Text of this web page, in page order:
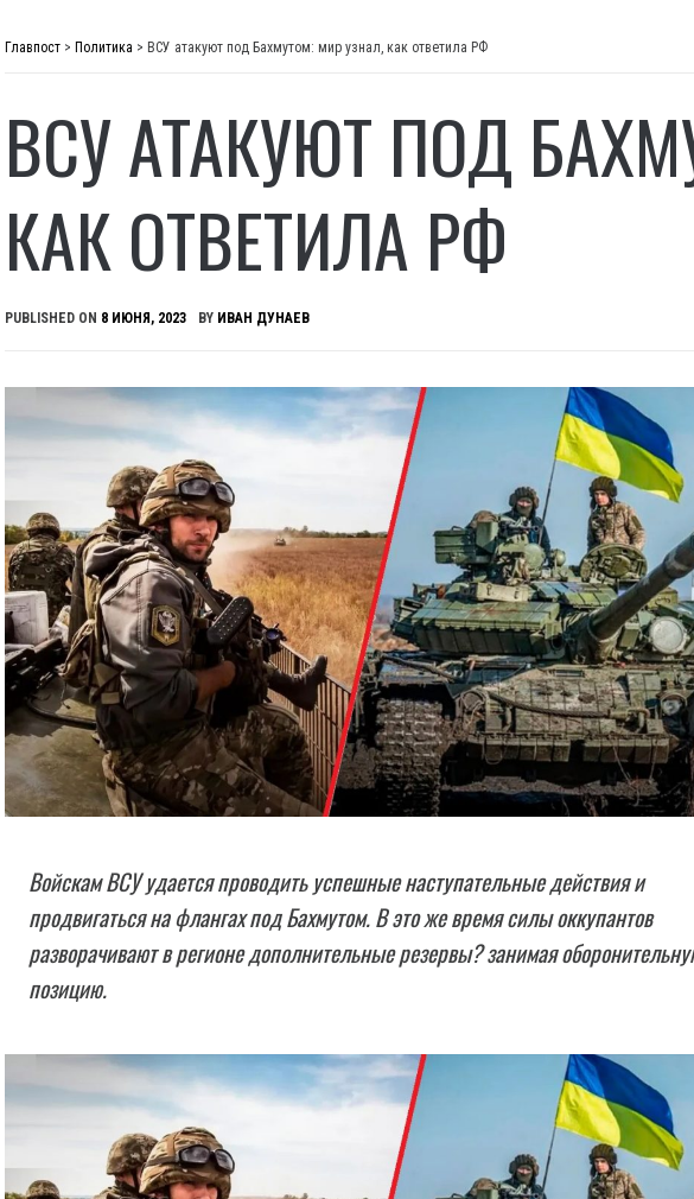
Главпост > Политика > ВСУ атакуют под Бахмутом: мир узнал, как ответила РФ
ВСУ АТАКУЮТ ПОД
КАК ОТВЕТИЛА РФ
PUBLISHED ON 8 ИЮНЯ, 2023 BY ИВАН ДУНАЕВ
Войскам ВСУ удается проводить успешные наступательные действия и
продвигаться на флангах под Бахмутом. В это же время силы оккупантов
разворачивают в регионе дополнительные резервы? занимая
позицию.